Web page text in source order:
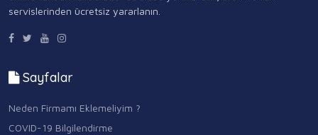
servislerinden ücretsiz yararlanın.
Sayfalar
Neden Firmamı Eklemeliyim ?
COVID-19 Bilgilendirme